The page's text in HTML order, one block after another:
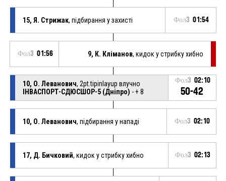
15, Я. Стрижак, підбирання у захисті Фол3 01:54
Фол3 01:56 9, К. Кліманов, кидок у стрибку хибно
10, О. Леванович, 2pt.tipinlayup влучно
ІНВАСПОРТ-СДЮСШОР-5 (Дніпро) - + 8
Фол3 02:10
50-42
10, О. Леванович, підбирання у нападі Фол3 02:10
17, Д. Бичковий, кидок у стрибку хибно Фол3 02:13